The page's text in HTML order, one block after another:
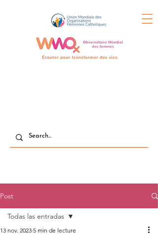
Post
Todas las entradas
13 nov. 2023 5 min de lecture